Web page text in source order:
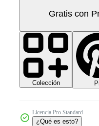
Gratis con
Colección
Licencia Pro Standard
¿Qué es esto?